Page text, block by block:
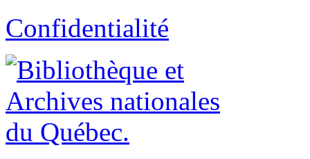
Confidentialité